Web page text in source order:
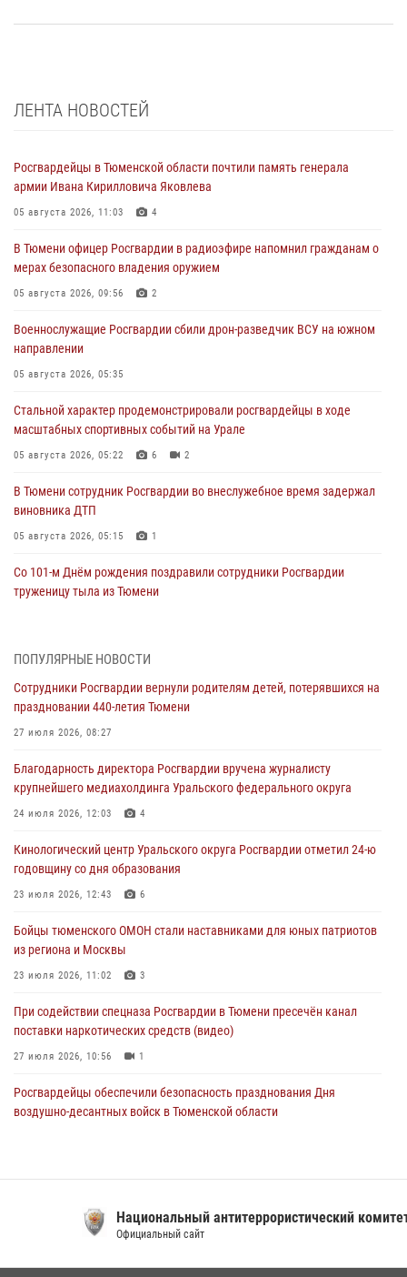
ЛЕНТА НОВОСТЕЙ
Росгвардейцы в Тюменской области почтили память генерала
армии Ивана Кирилловича Яковлева
05 августа 2026, 11:03 4
В Тюмени офицер Росгвардии в радиоэфире напомнил гражданам о
мерах безопасного владения оружием
05 августа 2026, 09:56 2
Военнослужащие Росгвардии сбили дрон-разведчик ВСУ на южном
направлении
05 августа 2026, 05:35
Стальной характер продемонстрировали росгвардейцы в ходе
масштабных спортивных событий на Урале
05 августа 2026, 05:22 6 2
В Тюмени сотрудник Росгвардии во внеслужебное время задержал
виновника ДТП
05 августа 2026, 05:15 1
Со 101-м Днём рождения поздравили сотрудники Росгвардии
труженицу тыла из Тюмени
Спецназ Росгвардии провел комплексную тренировку в полевых
04 августа 2026, 06:28 4
Тюменские правоохранители провели соревнования по стрельбе
03 августа 2026, 07:35
Росгвардия противодействует БПЛА ВСУ на южном направлении
03 августа 2026, 07:29
Росгвардейцы обеспечили безопасность празднования Дня
03 августа 2026, 07:23
ПОПУЛЯРНЫЕ НОВОСТИ
Сотрудники Росгвардии вернули родителям детей, потерявшихся на
праздновании 440-летия Тюмени
27 июля 2026, 08:27
Благодарность директора Росгвардии вручена журналисту
крупнейшего медиахолдинга Уральского федерального округа
24 июля 2026, 12:03 4
Кинологический центр Уральского округа Росгвардии отметил 24-ю
годовщину со дня образования
23 июля 2026, 12:43 6
Бойцы тюменского ОМОН стали наставниками для юных патриотов
из региона и Москвы
23 июля 2026, 11:02 3
При содействии спецназа Росгвардии в Тюмени пресечён канал
поставки наркотических средств (видео)
27 июля 2026, 10:56 1
Росгвардейцы обеспечили безопасность празднования Дня
воздушно-десантных войск в Тюменской области
10 июля 2026, 11:46 7
Национальный антитеррористический комитет РФ
Официальный сайт